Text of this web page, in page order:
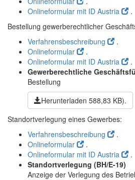
Onlineformular mit ID Austria
.
Bestellung gewerberechtlicher
Verfahrensbeschreibung
.
Onlineformular
.
Onlineformular mit ID Austria
.
Gewerberechtliche
Bestellung
Herunterladen 588,83 KB).
Standortverlegung eines Gewerbes:
Verfahrensbeschreibung
.
Onlineformular
.
Onlineformular mit ID Austria
.
Standortverlegung (BH/E-19)
Anzeige der Verlegung des